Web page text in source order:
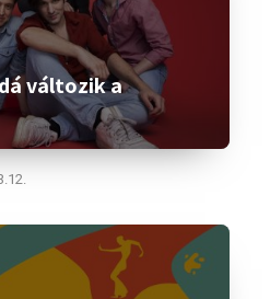
változik a